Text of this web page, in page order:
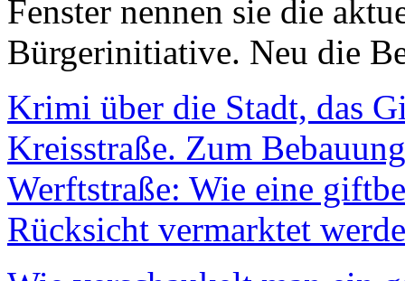
Fenster nennen sie die
Bürgerinitiative. Neu die
Krimi über die Stadt, das
Kreisstraße. Zum
Werftstraße: Wie eine
Rücksicht vermarktet